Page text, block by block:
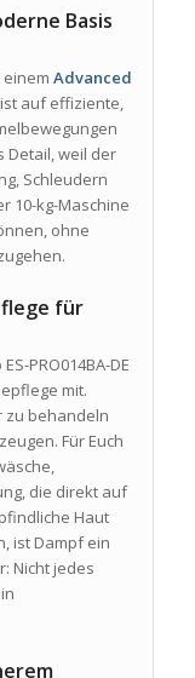
Basis
einem Advanced
auf effiziente,
Detail, weil der
Schleudern
10-kg-Maschine
ohne
für
PRO014BA-DE
mit.
zu behandeln
Für Euch
die direkt auf
Haut
ist Dampf ein
Nicht jedes